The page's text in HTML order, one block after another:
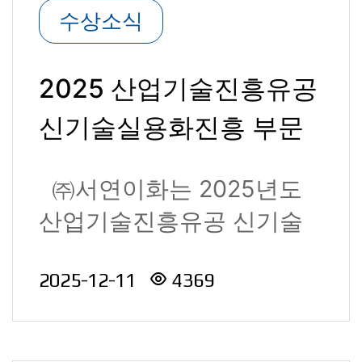
수상소식
2025 산업기술진흥유공
신기술실용화진흥 부문
㈜서연이화는 2025년도
산업기술진흥유공 신기술
총리 ..
2025-12-11 4369